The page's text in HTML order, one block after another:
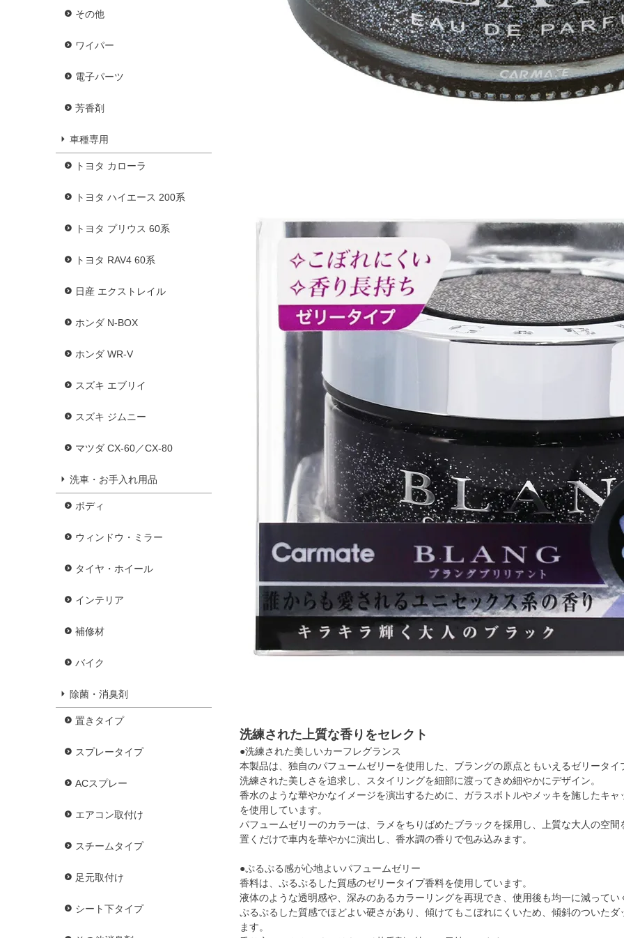
その他
ワイパー
電子パーツ
芳香剤
車種専用
トヨタ カローラ
トヨタ ハイエース 200系
トヨタ プリウス 60系
トヨタ RAV4 60系
日産 エクストレイル
ホンダ N-BOX
ホンダ WR-V
スズキ エブリイ
スズキ ジムニー
マツダ CX-60／CX-80
洗車・お手入れ用品
ボディ
ウィンドウ・ミラー
タイヤ・ホイール
インテリア
補修材
バイク
除菌・消臭剤
置きタイプ
スプレータイプ
ACスプレー
エアコン取付け
スチームタイプ
足元取付け
シート下タイプ
洗練された上質な香りをセレクト
●洗練された美しいカーフレグランス
本製品は、独自のパフュームゼリーを使用した、ブラングの原点ともいえるゼリータイ
洗練された美しさを追求し、スタイリングを細部に渡ってきめ細やかにデザイン。
香水のような華やかなイメージを演出するために、ガラスボトルやメッキを施したキ
を使用しています。
パフュームゼリーのカラーは、ラメをちりばめたブラックを採用し、上質な大人の空間
置くだけで車内を華やかに演出し、香水調の香りで包み込みます。
●ぷるぷる感が心地よいパフュームゼリー
香料は、ぷるぷるした質感のゼリータイプ香料を使用しています。
液体のような透明感や、深みのあるカラーリングを再現でき、使用後も均一に減って
ぷるぷるした質感でほどよい硬さがあり、傾けてもこぼれにくいため、傾斜のついた
ます。